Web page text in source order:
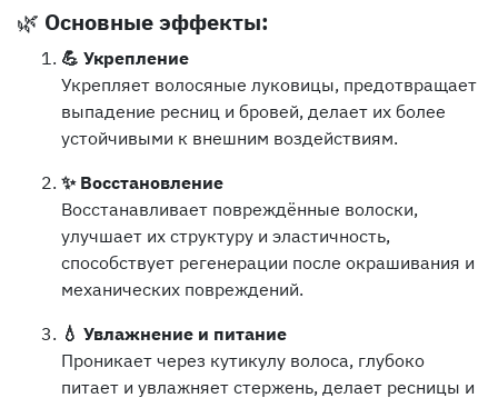
🌿 Основные эффекты:
💪 Укрепление
Укрепляет волосяные луковицы, предотвращает
выпадение ресниц и бровей, делает их более
устойчивыми к внешним воздействиям.
✨ Восстановление
Восстанавливает повреждённые волоски,
улучшает их структуру и эластичность,
способствует регенерации после окрашивания и
механических повреждений.
💧 Увлажнение и питание
Проникает через кутикулу волоса, глубоко
питает и увлажняет стержень, делает ресницы и